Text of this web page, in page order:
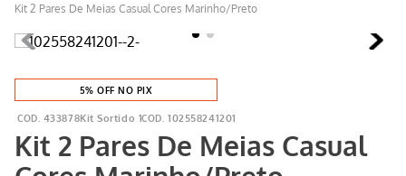
Kit 2 Pares De Meias Casual Cores Marinho/Preto
5% OFF NO PIX
433878Kit Sortido 1 102558241201
Kit 2 Pares De Meias Casual